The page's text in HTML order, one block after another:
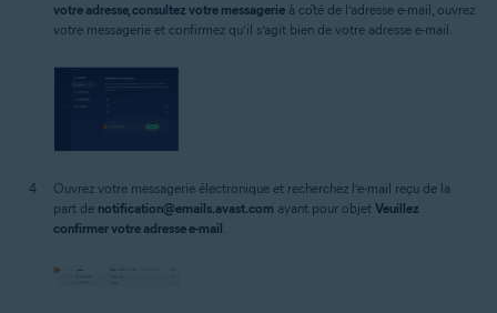
votre adresse, consultez votre messagerie à côté de l’adresse e-mail, ouvrez
votre messagerie et confirmez qu’il s’agit bien de votre adresse e-mail.
Ouvrez votre messagerie électronique et recherchez l’e-mail reçu de la
part de notification@emails.avast.com ayant pour objet Veuillez
confirmer votre adresse e-mail